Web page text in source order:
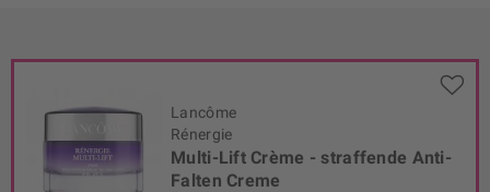
Lancôme
Rénergie
Multi-Lift Crème - straffende Anti-
Falten Creme